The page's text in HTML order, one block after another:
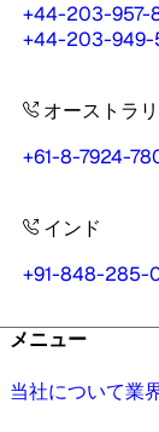
+44-203-957-
+44-203-
オーストラ
+61-8-7924-
インド
+91-848-285-
メニュー
当社について業